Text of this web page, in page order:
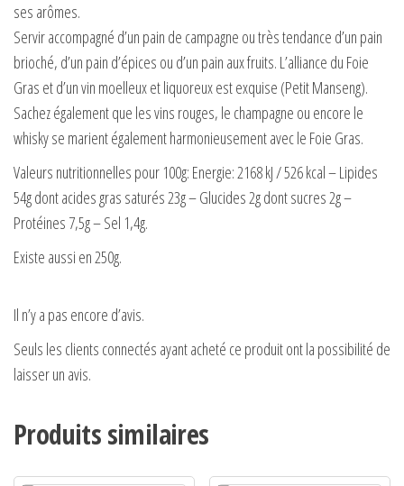
ses arômes.
Servir accompagné d’un pain de campagne ou très tendance d’un pain
brioché, d’un pain d’épices ou d’un pain aux fruits. L’alliance du Foie
Gras et d’un vin moelleux et liquoreux est exquise (Petit Manseng).
Sachez également que les vins rouges, le champagne ou encore le
whisky se marient également harmonieusement avec le Foie Gras.
Valeurs nutritionnelles pour 100g: Energie: 2168 kJ / 526 kcal – Lipides
54g dont acides gras saturés 23g – Glucides 2g dont sucres 2g –
Protéines 7,5g – Sel 1,4g.
Existe aussi en 250g.
Il n’y a pas encore d’avis.
Seuls les clients connectés ayant acheté ce produit ont la possibilité de
laisser un avis.
Produits similaires